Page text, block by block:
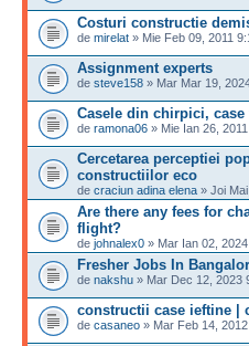
Costuri constructie
de mirelat » Mie Feb 09, 2011
Assignment experts
de steve158 » Mar Mar 19,
Casele din chirpici,
de ramona06 » Mie Ian 26,
Cercetarea perceptiei
constructiilor eco
de craciun adina elena » Joi
Are there any fees for
flight?
de johnalex0 » Mar Ian 02,
Fresher Jobs In
de nakshu » Mar Dec 12, 2023
constructii case ieftine |
de casaneo » Mar Feb 14,